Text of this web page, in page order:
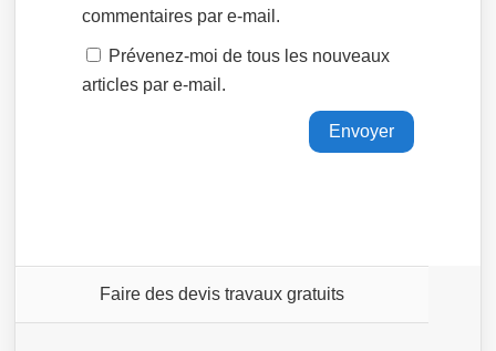
commentaires par e-mail.
Prévenez-moi de tous les nouveaux
articles par e-mail.
Faire des devis travaux gratuits